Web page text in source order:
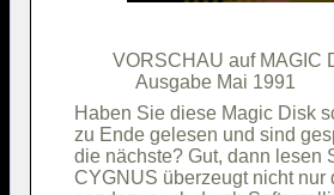
VORSCHAU auf
Haben Sie diese Magic Disk
zu Ende gelesen und sind
die nächste? Gut, dann lesen
CYGNUS überzeugt nicht nur